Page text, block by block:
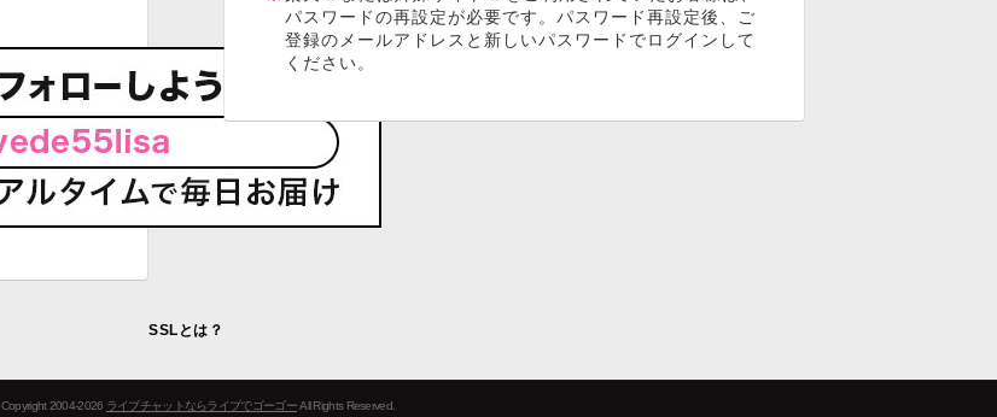
パスワードの再設定が必要です。パスワード再設定後、ご
登録のメールアドレスと新しいパスワードでログインして
ください。
SSLとは？
Copyright 2004-2026 ライブチャットならライブでゴーゴーAll Rights Reserved.